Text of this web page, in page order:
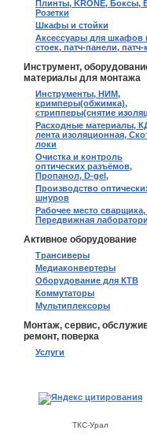
Плинты, KRONE, Боксы,
Розетки
Шкафы и стойки
Аксессуары для шкафов
стоек, патч-панели,
Инструмент,
материалы для монтажа
Инструменты, НИМ,
кримперы(обжимка),
стрипперы(снятие
Расходные материалы,
лента изоляционная,
локи
Очистка и контроль
оптических разъёмов,
Пропанол, D-gel,
Производство
шнуров
Рабочее место
Передвижная
Активное оборудование
Трансиверы
Медиаконвертеры
Оборудование для КТВ
Коммутаторы
Мультиплексоры
Монтаж, сервис,
ремонт, поверка
Услуги
ТКС-Урал